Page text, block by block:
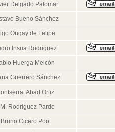
Delgado Palomar
Bueno Sánchez
Ongay de Felipe
Insua Rodríguez
Huerga Melcón
Guerrero Sánchez
Abad Ortiz
Rodríguez Pardo
Bruno Cicero Poo